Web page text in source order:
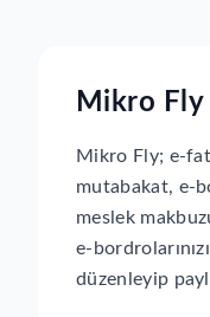
Mikro Fly
Mikro Fly; e-
mutabakat, e-
meslek
e-
düzenleyip